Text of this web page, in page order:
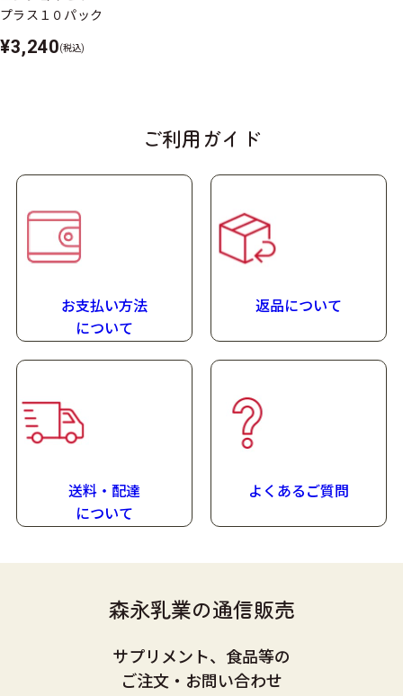
［ラインナップ］
コーヒー味、いちご味、バナナ味、プリン味、ミルクティー味、抹茶味、メロン味、キャラメ
2パック（コーヒー味、いちご味）
1パック（バナナ味、プリン味、ミルクティー味、抹茶味、メロン味、キャラメル味）
⑤‐B［いろいろセット］：1ケース（30パック）⇒2種類×6パック、6種類×3パック入ったセット
3パック（バナナ味、プリン味、ミルクティー味、抹茶味、メロン味、キャラメル味）
栄養補助食品
形状
ゼリー
室温で保存できますが、おいしさを保つために冷所での
※ご使用前に冷蔵庫（1～10℃）で1日程度、冷やして固
（表示推奨品目含む）
乳成分、大豆、ゼラチン
プラス１０パック
¥3,240(税込)
ご利用ガイド
お支払い方法
について
返品について
送料・配達
について
よくあるご質問
森永乳業の通信販売
サプリメント、食品等の
ご注文・お問い合わせ